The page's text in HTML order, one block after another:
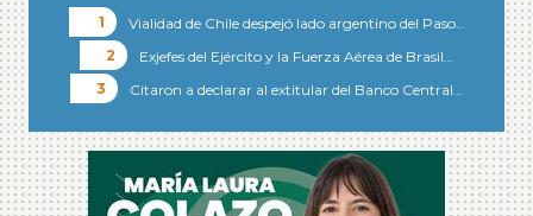
Vialidad de Chile despejó lado argentino del Paso…
Exjefes del Ejército y la Fuerza Aérea de Brasil…
Citaron a declarar al extitular del Banco Central…